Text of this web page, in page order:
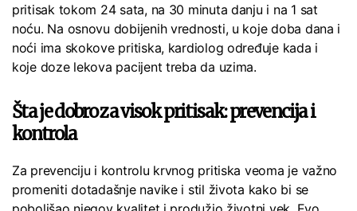
pritisak tokom 24 sata, na 30 minuta danju i na 1 sat
noću. Na osnovu dobijenih vrednosti, u koje doba dana i
noći ima skokove pritiska, kardiolog određuje kada i
koje doze lekova pacijent treba da uzima.
Šta je dobro za visok pritisak: prevencija i
kontrola
Za prevenciju i kontrolu krvnog pritiska veoma je važno
promeniti dotadašnje navike i stil života kako bi se